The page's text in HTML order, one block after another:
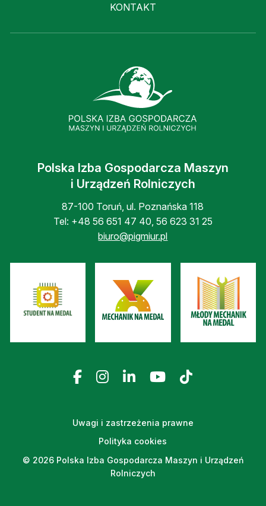
KONTAKT
Polska Izba Gospodarcza Maszyn
i Urządzeń Rolniczych
87-100 Toruń, ul. Poznańska 118
Tel: +48 56 651 47 40 56 623 31 25
biuro@pigmiur.pl
Uwagi i zastrzeżenia prawne
Polityka cookies
© 2026 Polska Izba Gospodarcza Maszyn i Urządzeń
Rolniczych